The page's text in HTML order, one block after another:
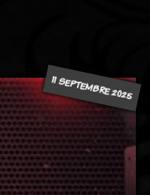
11 SEPTEMBRE 2025